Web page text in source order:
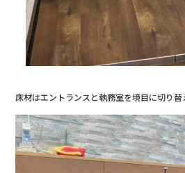
床材はエントランスと執務室を境目に切り替